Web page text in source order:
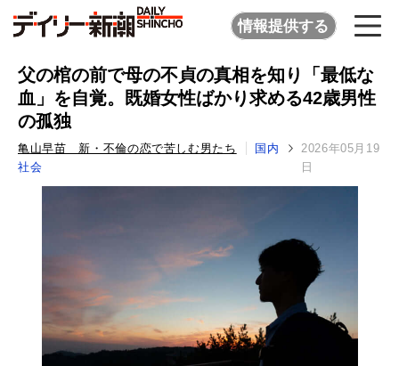
情報提供する
父の棺の前で母の不貞の真相を知り「最低な
血」を自覚。既婚女性ばかり求める42歳男性
の孤独
亀山早苗 新・不倫の恋で苦しむ男たち
国内
社会
2026年05月19
日